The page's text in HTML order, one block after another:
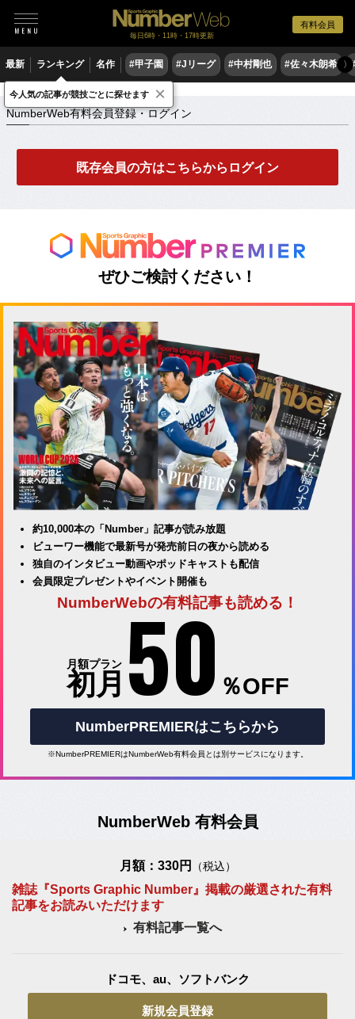
有料会員
毎日6時・11時・17時更新
最新 ランキング 名作 #甲子園 #Jリーグ #中村剛也 #佐々木朗希 〉
NumberWeb有料会員登録・ログイン
NumberWeb有料会員登録・ログイン
既存会員の方はこちらからログイン
ぜひご検討ください！
約10,000本の「Number」記事が読み放題
ビューワー機能で最新号が発売前日の夜から読める
独自のインタビュー動画やポッドキャストも配信
会員限定プレゼントやイベント開催も
NumberWebの有料記事も読める！
月額プラン
初月 50 ％OFF
NumberPREMIERはこちらから
※NumberPREMIERはNumberWeb有料会員とは別サービスになります。
NumberWeb 有料会員
月額：330円 （税込）
雑誌『Sports Graphic Number』掲載の厳選された有料
記事をお読みいただけます
有料記事一覧へ
ドコモ、au、ソフトバンク
新規会員登録
今人気の記事が競技ごとに探せます ×